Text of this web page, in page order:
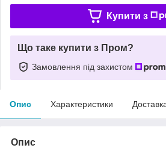
Купити з
Що таке купити з Пром?
Замовлення під захистом
Опис Характеристики
Опис